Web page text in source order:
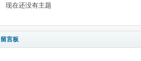
现在还没有主题
留言板